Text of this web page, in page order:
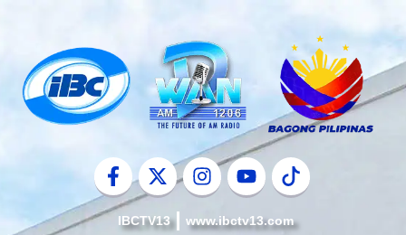
content
IBCTV13 www.ibctv13.com